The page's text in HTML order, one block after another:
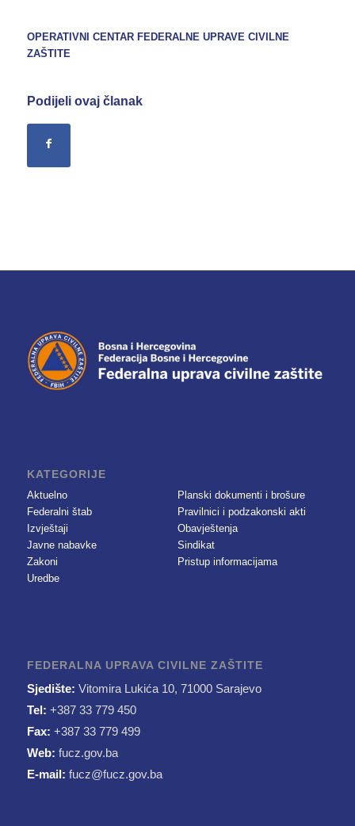
OPERATIVNI CENTAR FEDERALNE UPRAVE CIVILNE
ZAŠTITE
Podijeli ovaj članak
KATEGORIJE
Aktuelno
Federalni štab
Izvještaji
Javne nabavke
Zakoni
Uredbe
Planski dokumenti i brošure
Pravilnici i podzakonski akti
Obavještenja
Sindikat
Pristup informacijama
FEDERALNA UPRAVA CIVILNE ZAŠTITE
Sjedište: Vitomira Lukića 10, 71000 Sarajevo
Tel: +387 33 779 450
Fax: +387 33 779 499
Web: fucz.gov.ba
E-mail: fucz@fucz.gov.ba